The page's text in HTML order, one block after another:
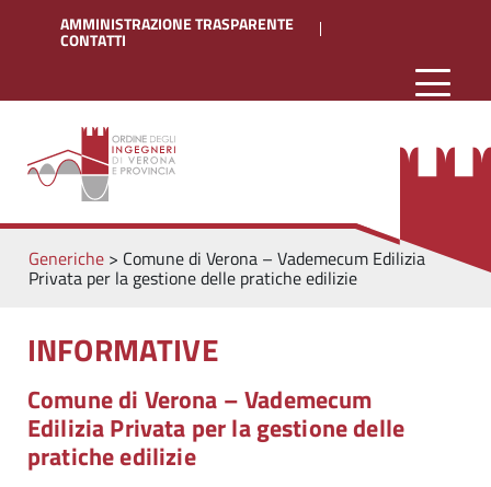
AMMINISTRAZIONE TRASPARENTE
CONTATTI
Generiche> Comune di Verona – Vademecum Edilizia
Privata per la gestione delle pratiche edilizie
INFORMATIVE
Comune di Verona – Vademecum
Edilizia Privata per la gestione delle
pratiche edilizie